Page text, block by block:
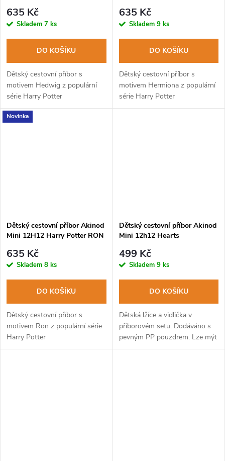
635 Kč
Skladem 7 ks
DO KOŠÍKU
Dětský cestovní příbor s
motivem Hedwig z populární
série Harry Potter
635 Kč
Skladem 9 ks
DO KOŠÍKU
Dětský cestovní příbor s
motivem Hermiona z populární
série Harry Potter
Novinka
Dětský cestovní příbor Akinod
Mini 12H12 Harry Potter RON
635 Kč
Skladem 8 ks
DO KOŠÍKU
Dětský cestovní příbor s
motivem Ron z populární série
Harry Potter
Dětský cestovní příbor Akinod
Mini 12h12 Hearts
499 Kč
Skladem 9 ks
DO KOŠÍKU
Dětská lžíce a vidlička v
příborovém setu. Dodáváno s
pevným PP pouzdrem. Lze mýt
v myčce na nádobí.